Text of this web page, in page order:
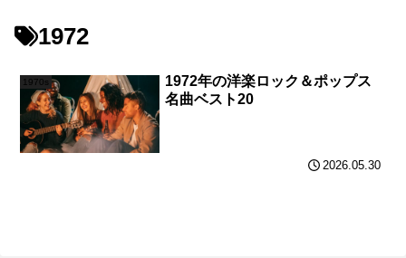
1972
1970s
1972年の洋楽ロック＆ポップス
名曲ベスト20
2026.05.30